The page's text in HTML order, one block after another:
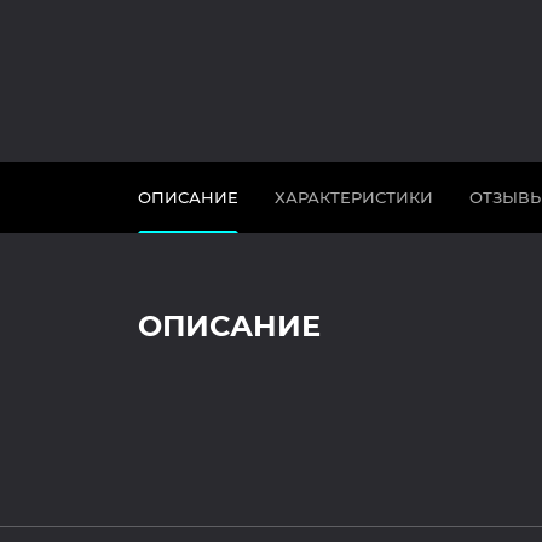
ОПИСАНИЕ ХАРАКТЕРИСТИКИ
ОПИСАНИЕ